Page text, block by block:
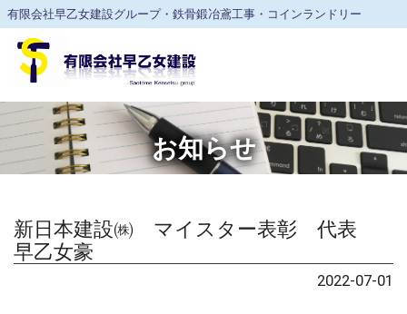
有限会社早乙女建設グループ・鉄骨鍛冶鳶工事・コインランドリー
お知らせ
新日本建設㈱ マイスター表彰 代表
早乙女豪
2022-07-01